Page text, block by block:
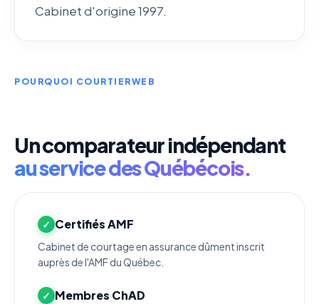
Cabinet d'origine 1997.
POURQUOI COURTIERWEB
Un comparateur indépendant
au service des Québécois.
Certifiés AMF
Cabinet de courtage en assurance dûment inscrit
auprès de l'AMF du Québec.
Membres ChAD